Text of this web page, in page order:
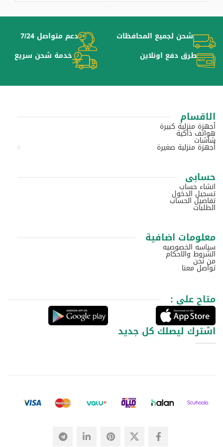
شحن لجميع المحافظات
دعم متواصل 7/24
طرق دفع اونلاين
خدمة شحن سريع
الاقسام
أجهزة منزلية كبيرة
هواتف ذاكية
شاشات
أجهزة منزلية صغيرة
حسابى
انشاء حساب
تسجيل الدخول
تفاصيل الحساب
الطلبات
معلومات اضافية
سياسه الخصوصيه
الشروط والاحكام
من نحن
تواصل معنا
متاح علي :
اشترك ليصلك كل جديد